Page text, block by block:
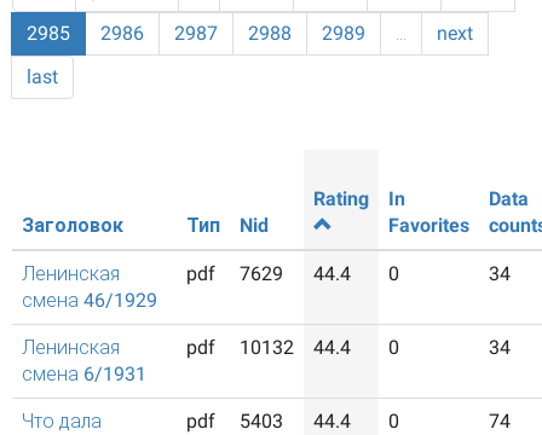
2985
2986 2987 2988 2989 …
next
last
Заголовок Тип Nid
Rating
In
Favorites
Data
Ленинская
смена 46/1929
pdf 7629 44.4 0 34
Ленинская
смена 6/1931
pdf 10132 44.4 0 34
Что дала
pdf 5403 44.4 0 74